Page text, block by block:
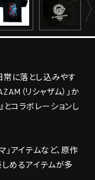
常に落とし込みやす
（リシャザム）」か
コラボレーションし
」アイテムなど、原作
しめるアイテムが多